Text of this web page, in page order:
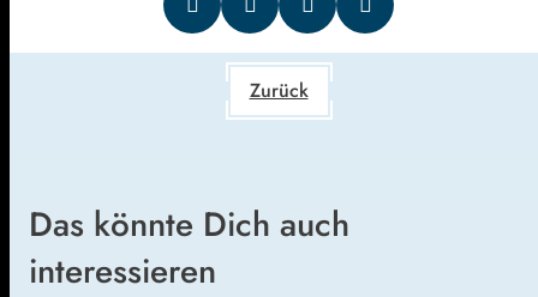
Zurück
Das könnte Dich auch
interessieren